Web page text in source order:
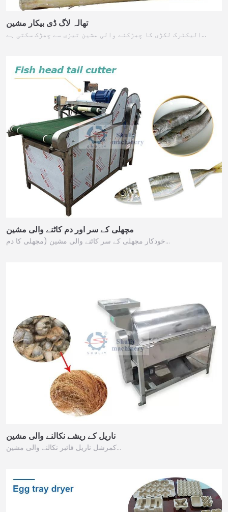
تھالہ لاگ ڈی بیکار مشین
الیکٹرک لکڑی کا چھڑکنے والی مشین تیزی سے چھڑک سکتی ہے…
مچھلی کے سر اور دم کاٹنے والی مشین
خودکار مچھلی کے سر کاٹنے والی مشین (مچھلی کا دم…
ناریل کے ریشے نکالنے والی مشین
کمرشل ناریل فائبر نکالنے والی مشین…